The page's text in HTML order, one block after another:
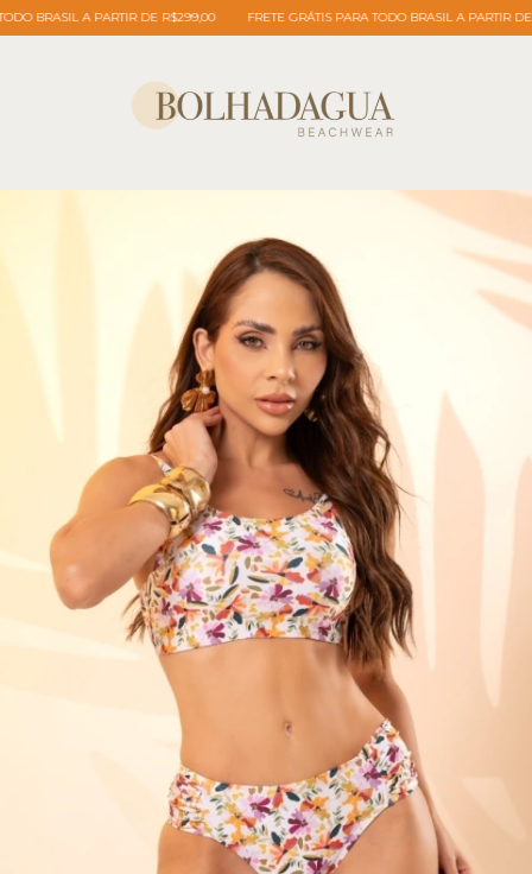
BRASIL A PARTIR DE R$299,00 FRETE GRÁTIS PARA TODO BRASIL A PARTIR DE